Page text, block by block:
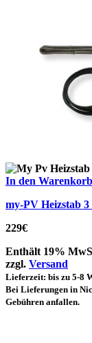
In den Warenkorb
my-PV Heizstab
229€
Enthält 19%
zzgl. Versand
Lieferzeit: bis zu 5-8
Bei Lieferungen in
Gebühren anfallen.